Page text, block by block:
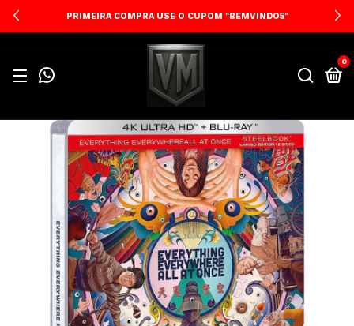
PRIMEIRA COMPRA USE O CUPOM "BEMVINDO5"
0